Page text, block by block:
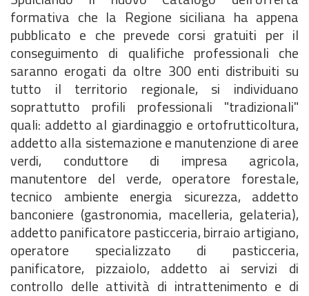
formativa che la Regione siciliana ha appena
pubblicato e che prevede corsi gratuiti per il
conseguimento di qualifiche professionali che
saranno erogati da oltre 300 enti distribuiti su
tutto il territorio regionale, si individuano
soprattutto profili professionali "tradizionali"
quali: addetto al giardinaggio e ortofrutticoltura,
addetto alla sistemazione e manutenzione di aree
verdi, conduttore di impresa agricola,
manutentore del verde, operatore forestale,
tecnico ambiente energia sicurezza, addetto
banconiere (gastronomia, macelleria, gelateria),
addetto panificatore pasticceria, birraio artigiano,
operatore specializzato di pasticceria,
panificatore, pizzaiolo, addetto ai servizi di
controllo delle attività di intrattenimento e di